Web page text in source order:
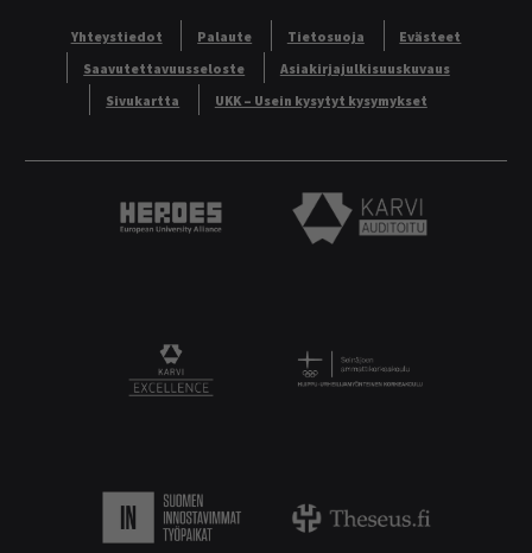
Yhteystiedot Palaute Tietosuoja
Evästeet
Saavutettavuusseloste
Asiakirjajulkisuuskuvaus
Sivukartta
UKK – Usein kysytyt kysymykset
Heroes European University Alliance logo
Karvi Auditoitu logo
KARVI Excellence logo.Logo
Suomen innostavimmat työpaikat.
Theseus logo